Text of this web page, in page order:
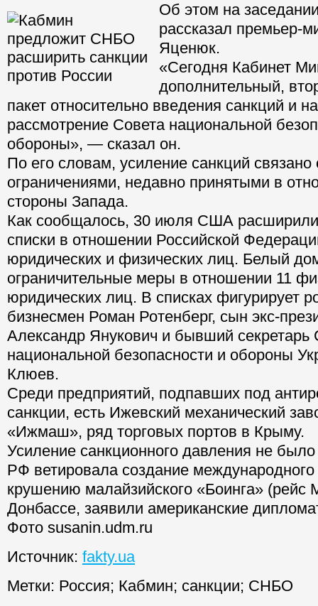
Об этом на
рассказал премьер-
Яценюк.
«Сегодня Кабинет
дополнительный,
пакет относительно введения санкций и
рассмотрение Совета национальной
обороны», — сказал он.
По его словам, усиление санкций
ограничениями, недавно принятыми в
стороны Запада.
Как сообщалось, 30 июля США
списки в отношении Российской
юридических и физических лиц. Белый
ограничительные меры в отношении 11
юридических лиц. В списках фигурирует
бизнесмен Роман Ротенберг, сын экс-
Александр Янукович и бывший секретарь
национальной безопасности и обороны
Клюев.
Среди предприятий, подпавших под
санкции, есть Ижевский механический
«Ижмаш», ряд торговых портов в Крыму.
Усиление санкционного давления не
РФ ветировала создание международного
крушению малайзийского «Боинга» (рейс
Донбассе, заявили американские
Фото susanin.udm.ru
Источник: fakty.ua
Метки: Россия; Кабмин; санкции; СНБО